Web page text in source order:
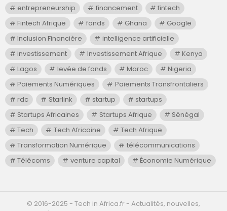
entrepreneurship
financement
fintech
Fintech Afrique
fonds Ghana
Google
Inclusion Financière
intelligence artificielle
investissement
Investissement Afrique
Kenya
Lagos
levée de fonds Maroc
Nigeria
Paiements Numériques
Paiements Transfrontaliers
rdc
Starlink startup
startups
Startups Africaines
Startups Afrique
Sénégal
Tech
Tech Africaine
Tech Afrique
Transformation Numérique
télécommunications
Télécoms
venture capital Économie Numérique
©️ 2016-2025 - Tech in Africa.fr - Actualités, nouvelles,